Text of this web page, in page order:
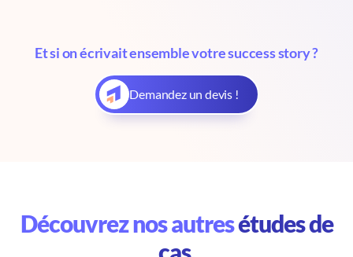
Et si on écrivait ensemble votre success story ?
Demandez un devis !
Découvrez nos autresétudes de